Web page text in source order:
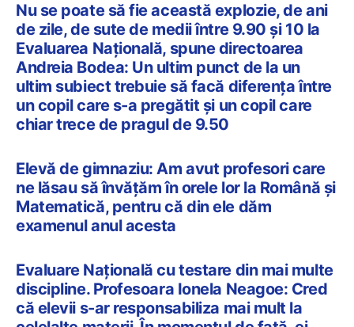
Nu se poate să fie această explozie, de ani
de zile, de sute de medii între 9.90 și 10 la
Evaluarea Națională, spune directoarea
Andreia Bodea: Un ultim punct de la un
ultim subiect trebuie să facă diferența între
un copil care s-a pregătit și un copil care
chiar trece de pragul de 9.50
Elevă de gimnaziu: Am avut profesori care
ne lăsau să învățăm în orele lor la Română și
Matematică, pentru că din ele dăm
examenul anul acesta
Evaluare Națională cu testare din mai multe
discipline. Profesoara Ionela Neagoe: Cred
că elevii s-ar responsabiliza mai mult la